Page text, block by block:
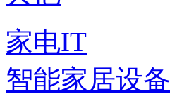
家电IT
智能家居设备